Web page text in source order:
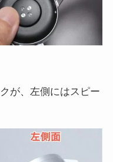
が、左側にはスピー